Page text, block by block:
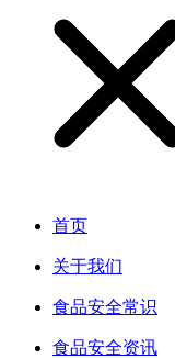
首页
关于我们
食品安全常识
食品安全资讯